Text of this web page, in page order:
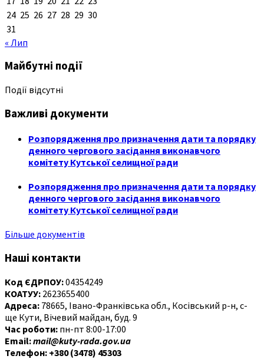
24 25 26 27 28 29 30
31
« Лип
Майбутні події
Події відсутні
Важливі документи
Розпорядження про призначення дати та порядку
денного чергового засідання виконавчого
комітету Кутської селищної ради
Розпорядження про призначення дати та порядку
денного чергового засідання виконавчого
комітету Кутської селищної ради
Більше документів
Наші контакти
Код ЄДРПОУ:04354249
КОАТУУ: 2623655400
Адреса: 78665, Івано-Франківська обл., Косівський р-н, с-
ще Кути, Вічевий майдан, буд. 9
Час роботи: пн-пт 8:00-17:00
Email:mail@kuty-rada.gov.ua
Телефон: +380 (3478) 45303